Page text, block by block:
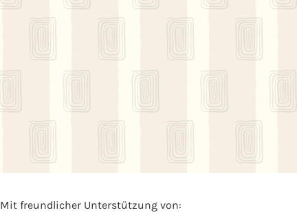
Mit freundlicher Unterstützung von: